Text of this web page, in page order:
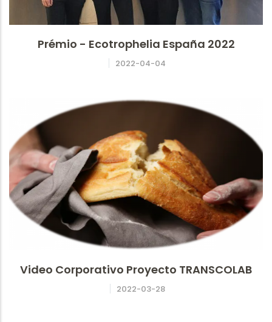
Prémio - Ecotrophelia España 2022
2022-04-04
Video Corporativo Proyecto TRANSCOLAB
2022-03-28